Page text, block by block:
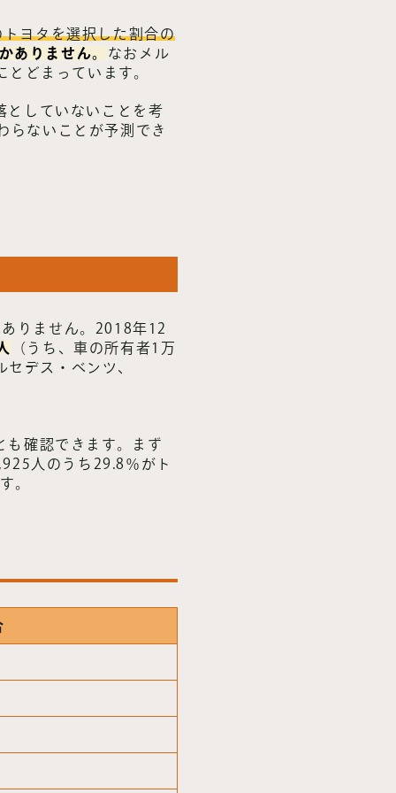
トヨタを選択した割合の
ありません。 なおメル
どまっています。
としていないことを考
らないことが予測でき
りません。2018年12
（うち、車の所有者1万
デス・ベンツ、
も確認できます。まず
人のうち29.8％がト
。